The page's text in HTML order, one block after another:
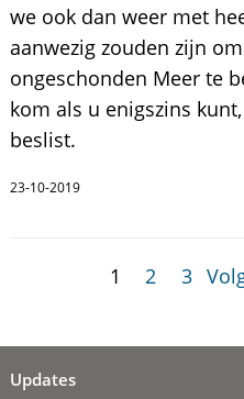
we ook dan weer met
aanwezig zouden zijn
ongeschonden Meer te
kom als u enigszins
beslist.
23-10-2019
1 2 3
Updates